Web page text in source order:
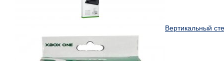
Вертикальный